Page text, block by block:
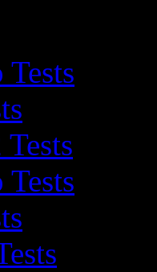
Tests
Tests